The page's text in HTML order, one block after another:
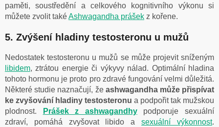
paměti, soustředění a celkového kognitivního výkonu si
můžete zvolit takéAshwagandha prášek z kořene.
5. Zvýšení hladiny testosteronu u mužů
Nedostatek testosteronu u mužů se může projevit sníženým
libidem, ztrátou energie či výkyvy nálad. Optimální hladina
tohoto hormonu je proto pro zdravé fungování velmi důležitá.
Některé studie naznačují, že ashwagandha může přispívat
ke zvyšování hladiny testosteronu a podpořit tak mužskou
plodnost.
Prášek z ashwagandhypodporuje sexuální
zdraví, pomáhá zvyšovat libido asexuální výkonnost.